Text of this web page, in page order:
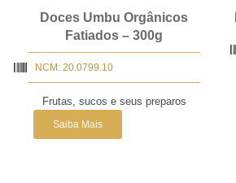
Doces Umbu Orgânicos
Fatiados – 300g
NCM: 20.0799.10
Frutas, sucos e seus preparos
Saiba Mais